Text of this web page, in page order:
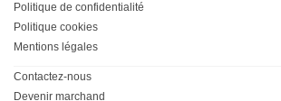
Politique de confidentialité
Politique cookies
Mentions légales
Contactez-nous
Devenir marchand